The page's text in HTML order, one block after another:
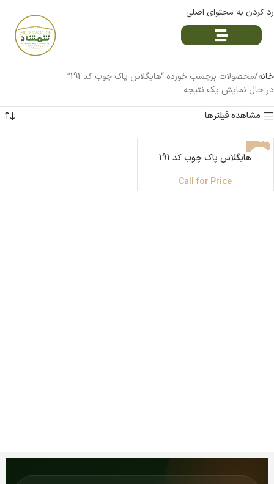
رد کردن به محتوای اصلی
خانه محصولات برچسب خورده “هایگلاس پاک چوب کد 191”
در حال نمایش یک نتیجه
مشاهده فیلترها
هایگلاس پاک چوب کد 191
Call for Price